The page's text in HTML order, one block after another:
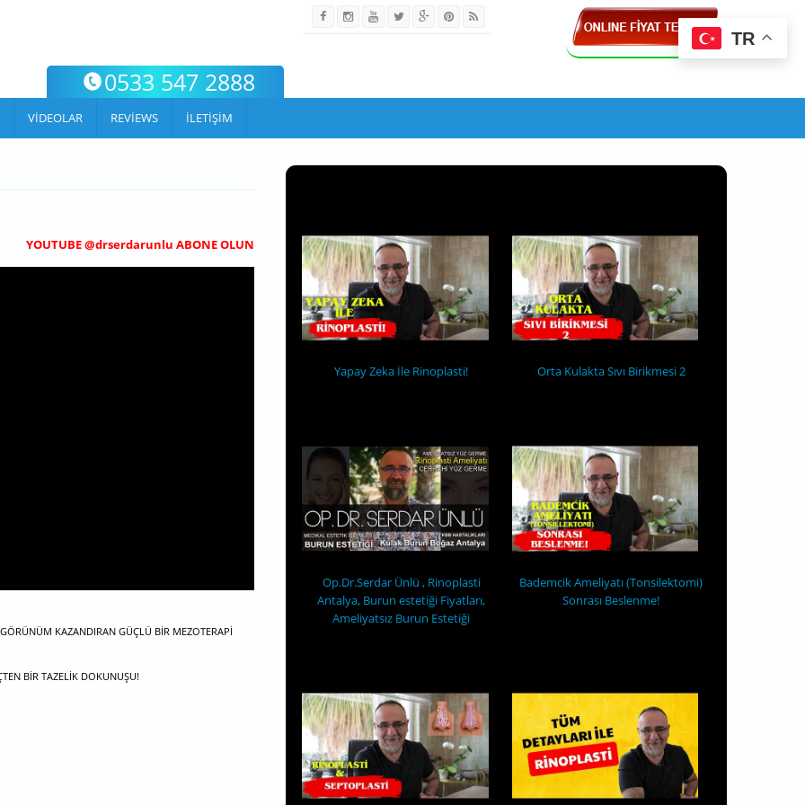
0533 547 2888
VIDEOLAR REVIEWS İLETIŞIM
YOUTUBE @drserdarunlu ABONE OLUN
KAZANDIRAN GÜÇLÜ BIR MEZOTERAPI
BIR TAZELIK DOKUNUŞU!
TR
Yapay Zeka İle Rinoplasti! Orta Kulakta Sıvı Birikmesi 2
Op.Dr.Serdar Ünlü , Rinoplasti
Antalya, Burun estetiği Fiyatları,
Ameliyatsız Burun Estetiği
Bademcik Ameliyatı (Tonsilektomi)
Sonrası Beslenme!